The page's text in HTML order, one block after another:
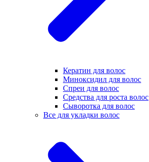
Кератин для волос
Миноксидил для волос
Спреи для волос
Средства для роста волос
Сыворотка для волос
Все для укладки волос